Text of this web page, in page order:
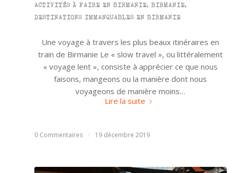
ACTIVITÉS À FAIRE EN BIRMANIE, BIRMANIE,
DESTINATIONS IMMANQUABLES EN BIRMANIE
Une voyage à travers les plus beaux itinéraires en
train de Birmanie Le « slow travel », ou littéralement
« voyage lent », consiste à apprécier ce que nous
faisons, mangeons ou la manière dont nous
voyageons de manière moins…
Lire la suite
0 Commentaires / 19 décembre 2019